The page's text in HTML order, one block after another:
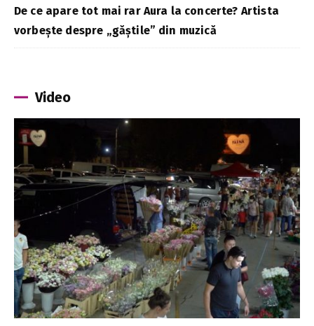
De ce apare tot mai rar Aura la concerte? Artista
vorbește despre „găștile” din muzică
Video